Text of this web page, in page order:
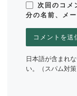
次回のコメ
分の名前、メ
日本語が含まれ
い。（スパム対策